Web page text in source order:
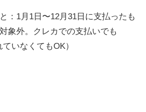
：1月1日〜12月31日に支払ったも
象外。クレカでの支払いでも
いなくてもOK）